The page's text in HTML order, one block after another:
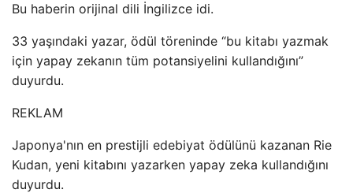
Bu haberin orijinal dili İngilizce idi.
33 yaşındaki yazar, ödül töreninde “bu kitabı yazmak
için yapay zekanın tüm potansiyelini kullandığını”
duyurdu.
REKLAM
Japonya'nın en prestijli edebiyat ödülünü kazanan Rie
Kudan, yeni kitabını yazarken yapay zeka kullandığını
duyurdu.